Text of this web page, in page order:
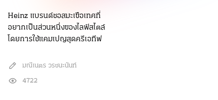
Heinz แบรนด์ซอสมะเขือเทศที่
อยากเป็นส่วนหนึ่งของไลฟ์สไตล์
โดยการใช้แคมเปญสุดครีเอทีฟ
มณีเนตร วรชนะนันท์
4722